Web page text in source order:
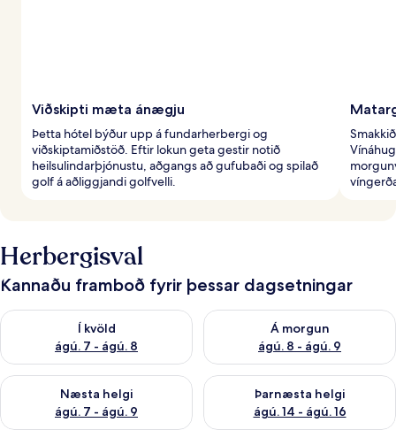
Viðskipti mæta ánægju
Þetta hótel býður upp á fundarherbergi og
viðskiptamiðstöð. Eftir lokun geta gestir notið
heilsulindarþjónustu, aðgangs að gufubaði og spilað
golf á aðliggjandi golfvelli.
Herbergisval
Kannaðu framboð fyrir þessar dagsetningar
Í kvöld
ágú. 7 - ágú. 8
Athuga framboð í kvöld ágú. 7 - ágú. 8
Á morgun
ágú. 8 - ágú. 9
Athuga framboð á morgun
Næsta helgi
ágú. 7 - ágú. 9
Athuga framboð næstu helgi ágú. 7 - ágú. 9
Þarnæsta helgi
ágú. 14 - ágú. 16
Athuga framboð þarnæstu